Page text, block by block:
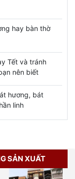
hay bàn thờ
Tết và tránh
nên biết
hương, bát
linh
SẢN XUẤT